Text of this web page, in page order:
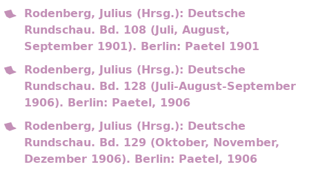
Rodenberg, Julius (Hrsg.): Deutsche
Rundschau. Bd. 108 (Juli, August,
September 1901). Berlin: Paetel 1901
Rodenberg, Julius (Hrsg.): Deutsche
Rundschau. Bd. 128 (Juli-August-September
1906). Berlin: Paetel, 1906
Rodenberg, Julius (Hrsg.): Deutsche
Rundschau. Bd. 129 (Oktober, November,
Dezember 1906). Berlin: Paetel, 1906